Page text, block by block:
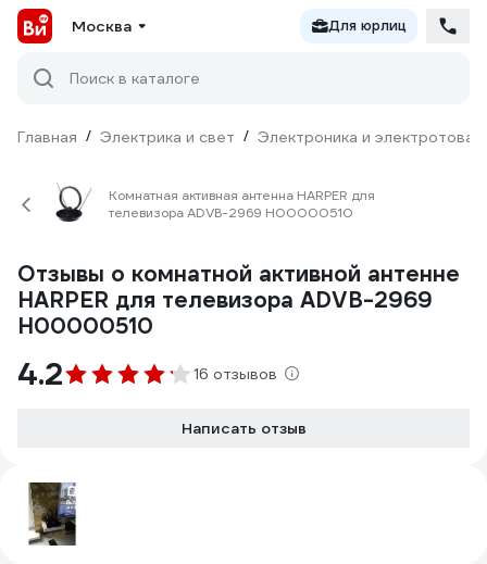
Москва Для юрлиц
Поиск в каталоге
Главная / Электрика и свет / Электроника и
Комнатная активная антенна HARPER для
телевизора ADVB-2969 H00000510
Отзывы о комнатной активной антенне
HARPER для телевизора ADVB-2969
H00000510
4.2 16 отзывов
Написать отзыв